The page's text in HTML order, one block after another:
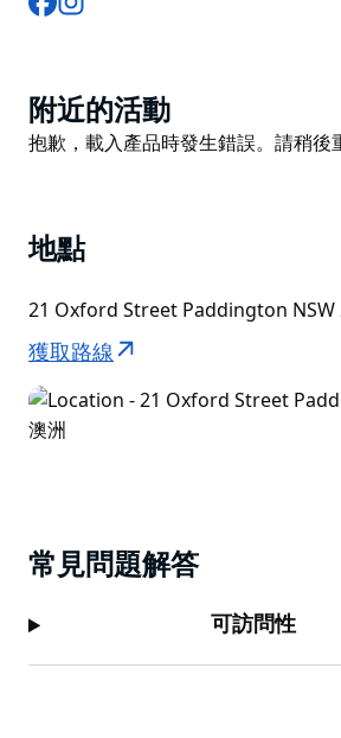
人在雪梨炎熱的天氣裡從城市探索中
悉尼板球場、安聯體育場和帕丁頓格
離酒店僅幾步之遙，是城市旅居的理
Product
List
附近的活動
Product
抱歉，載入產品時發生錯誤。請稍後
地點
21 Oxford Street Paddington NSW
獲取路線
常見問題解答
可訪問性